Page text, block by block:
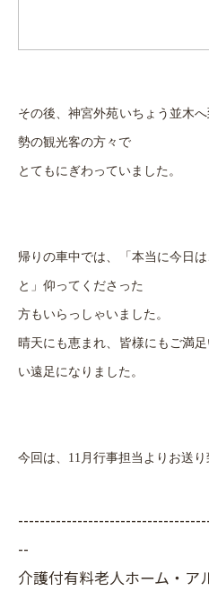
その後、神宮外苑いちょう並木
勢の観光客の方々で
とてもにぎわっていました。
帰りの車中では、「本当に今日
と」仰ってくださった
方もいらっしゃいました。
晴天にも恵まれ、皆様にもご満
い遠足になりました。
今回は、11月行事担当よりお送り
--
介護付有料老人ホーム・ア